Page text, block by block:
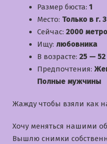
Размер бюста: 1
Место: Только в г.
Сейчас: 2000
Ищу: любовника
В возрасте: 25 — 52
Предпочтения:
Полные мужчины
Жажду чтобы взяли как
Хочу меняться нашими
Вышлю снимки